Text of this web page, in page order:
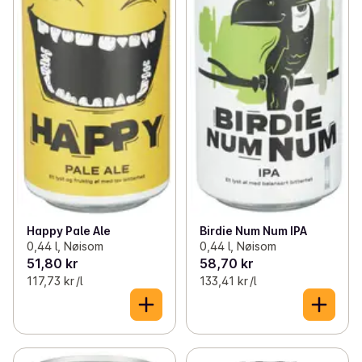
Happy Pale Ale
0,44 l, Nøisom
51,80 kr
117,73 kr /l
Birdie Num Num IPA
0,44 l, Nøisom
58,70 kr
133,41 kr /l